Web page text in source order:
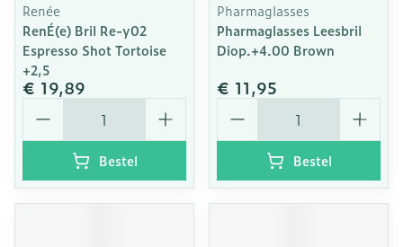
Renée
RenÉ(e) Bril Re-y02
Espresso Shot Tortoise
+2,5
€ 19,89
Aantal
Bestel
Pharmaglasses
Pharmaglasses Leesbril
Diop.+4.00 Brown
€ 11,95
Aantal
Bestel